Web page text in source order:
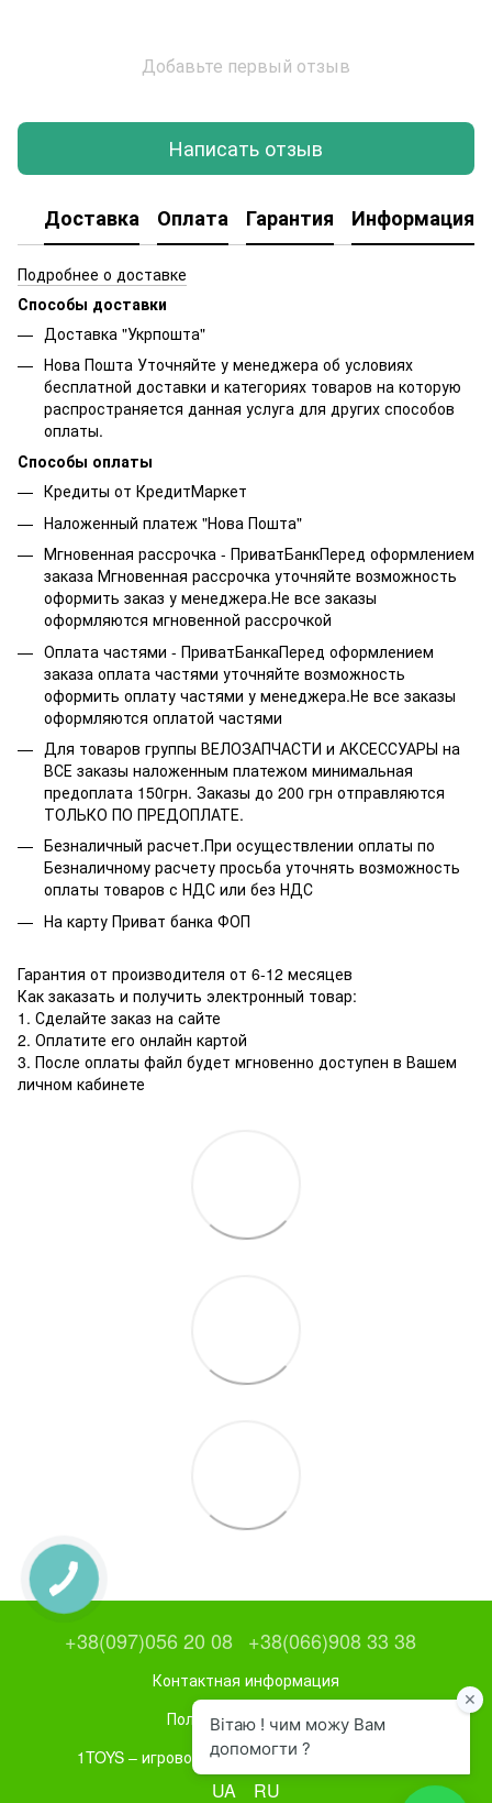
Добавьте первый отзыв
Написать отзыв
Доставка Оплата Гарантия Информация
Подробнее о доставке
Способы доставки
Доставка "Укрпошта"
Нова Пошта Уточняйте у менеджера об условиях
бесплатной доставки и категориях товаров на которую
распространяется данная услуга для других способов
оплаты.
Способы оплаты
Кредиты от КредитМаркет
Наложенный платеж "Нова Пошта"
Мгновенная рассрочка - ПриватБанкПеред оформлением
заказа Мгновенная рассрочка уточняйте возможность
оформить заказ у менеджера.Не все заказы
оформляются мгновенной рассрочкой
Оплата частями - ПриватБанкаПеред оформлением
заказа оплата частями уточняйте возможность
оформить оплату частями у менеджера.Не все заказы
оформляются оплатой частями
Для товаров группы ВЕЛОЗАПЧАСТИ и АКСЕССУАРЫ на
ВСЕ заказы наложенным платежом минимальная
предоплата 150грн. Заказы до 200 грн отправляются
ТОЛЬКО ПО ПРЕДОПЛАТЕ.
Безналичный расчет.При осуществлении оплаты по
Безналичному расчету просьба уточнять возможность
оплаты товаров с НДС или без НДС
На карту Приват банка ФОП
Гарантия от производителя от 6-12 месяцев
Как заказать и получить электронный товар:
1. Сделайте заказ на сайте
2. Оплатите его онлайн картой
3. После оплаты файл будет мгновенно доступен в Вашем
личном кабинете
+38(097)056 20 08 +38(066)908 33 38
Контактная информация
Полная версия сайта
1TOYS – игровое и спортивное оборудование
UA RU